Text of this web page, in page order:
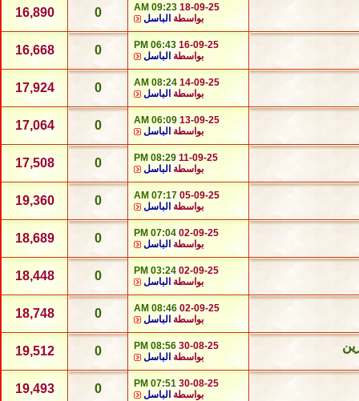
18-09-25
09:23 AM
بواسطة الباسل 0
16,890
16-09-25
06:43 PM
بواسطة الباسل 0
16,668
14-09-25
08:24 AM
بواسطة الباسل 0
17,924
13-09-25
06:09 AM
بواسطة الباسل 0
17,064
11-09-25
08:29 PM
بواسطة الباسل 0
17,508
05-09-25
07:17 AM
بواسطة الباسل 0
19,360
02-09-25
07:04 PM
بواسطة الباسل 0
18,689
02-09-25
03:24 PM
بواسطة الباسل 0
18,448
02-09-25
08:46 AM
بواسطة الباسل 0
18,748
30-08-25
08:56 PM
بواسطة الباسل 0
19,512
30-08-25
07:51 PM
بواسطة الباسل 0
19,493